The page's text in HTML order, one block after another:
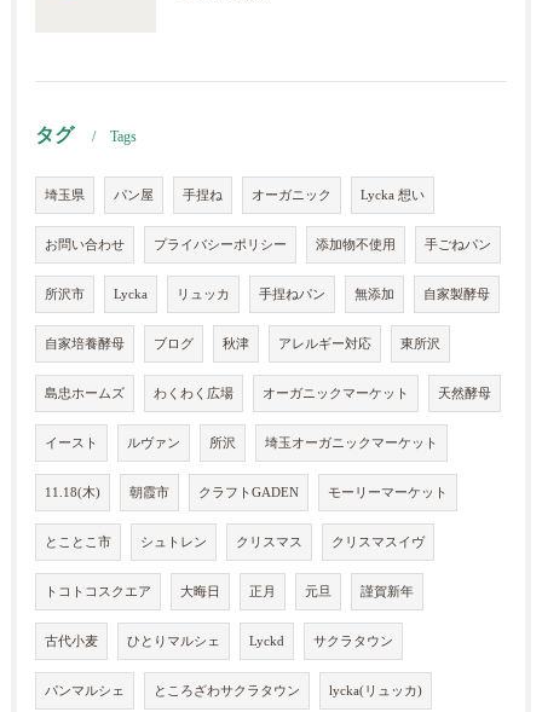
タグ Tags
埼玉県 パン屋 手捏ね オーガニック Lycka 想い
お問い合わせ プライバシーポリシー 添加物不使用 手ごねパン
所沢市 Lycka リュッカ 手捏ねパン 無添加 自家製酵母
自家培養酵母 ブログ 秋津 アレルギー対応 東所沢
島忠ホームズ わくわく広場 オーガニックマーケット 天然酵母
イースト ルヴァン 所沢 埼玉オーガニックマーケット
11.18(木) 朝霞市 クラフトGADEN モーリーマーケット
とことこ市 シュトレン クリスマス クリスマスイヴ
トコトコスクエア 大晦日 正月 元旦 謹賀新年
古代小麦 ひとりマルシェ Lyckd サクラタウン
パンマルシェ ところざわサクラタウン lycka(リュッカ)